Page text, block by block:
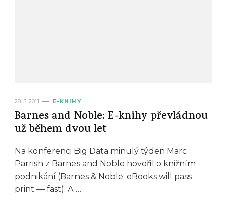
28. 3. 2011 E-KNIHY
Barnes and Noble: E-knihy převládnou
už během dvou let
Na konferenci Big Data minulý týden Marc
Parrish z Barnes and Noble hovořil o knižním
podnikání (Barnes & Noble: eBooks will pass
print — fast). A …